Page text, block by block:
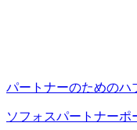
パートナーのためのハ
ソフォスパートナーポ